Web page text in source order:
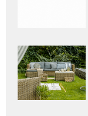
Adaugă
aici textul
pentru
subtitlu